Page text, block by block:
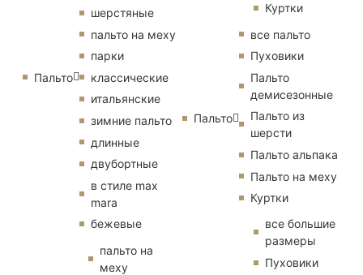
Пальто
шерстяные
пальто на меху
парки
классические
итальянские
зимние пальто
длинные
двубортные
в стиле max
mara
бежевые
пальто на
меху
Куртки
Пальто
все пальто
Пуховики
Пальто
демисезонные
Пальто из
шерсти
Пальто альпака
Пальто на меху
Куртки
все большие
размеры
Пуховики